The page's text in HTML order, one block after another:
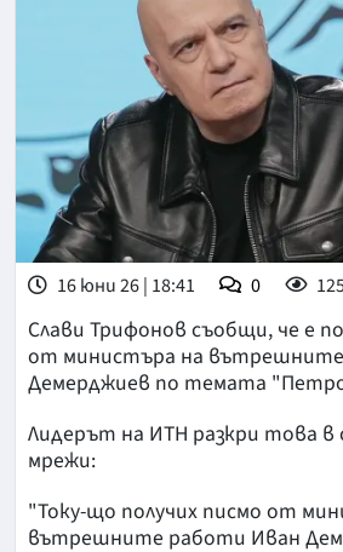
16 юни 26 | 18:41 0
Слави Трифонов съобщи, че е
от министъра на
Демерджиев по темата
Лидерът на ИТН разкри това в
мрежи:
"Току-що получих писмо от
вътрешните работи Иван